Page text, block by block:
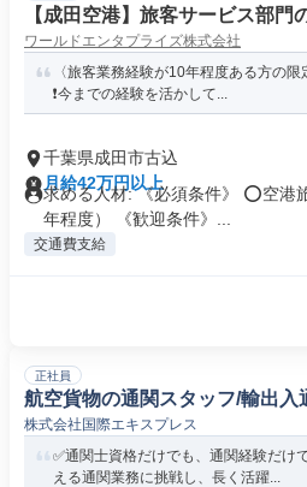
【成田空港】旅客サービス部門
ワールドエンタプライズ株式会社
〈旅客業務経験が10年程度ある方の
❗今までの経験を活かして...
千葉県成田市古込
月給42万円以上
求める人材: 《必須条件》 ⭕空港
年程度） 《歓迎条件》...
交通費支給
正社員
航空貨物の通関スタッフ/輸出入
株式会社国際エキスプレス
✅通関士資格だけでも、通関経験だけ
える通関業務に挑戦し、長く活躍...